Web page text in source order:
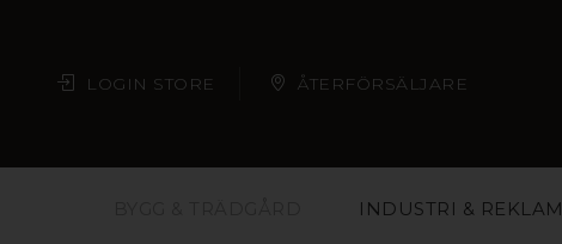
LOGIN STORE ÅTERFÖRSÄLJARE
INDUSTRI & REKLAM